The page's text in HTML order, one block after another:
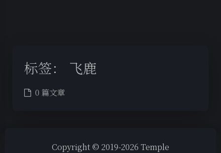
标签： 飞鹿
0 篇文章
Copyright © 2019-2026 Temple